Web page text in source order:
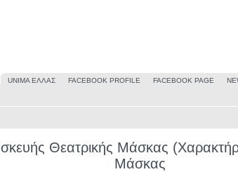
UΝΙΜΑ ΕΛΛΑΣ FACEBOOK PROFILE FACEBOOK PAGE
Θεατρικής Μάσκας
Μάσκας